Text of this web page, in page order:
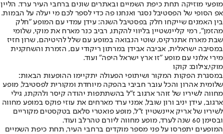
מופעי מוזיקה תחת כיפת השמיים ובאתרים שונים ברחבי העיר ערד. הליין
אפ הסופי של הפסטיבל נסגר ואנחנו פה כדי לספר לכם מי יעלה על הבמות.
בין האמנים שייקחו חלק בפסטיבל השנה: עידן עמדי עם המופע "חלק
מהזמן", רמי קליינשטיין בליווי להקתו, רביב כנר מארח את מוקי, שלומי
שבת מארח אתנרקיס, שוטי הנבואה במופע עם שלל להיטיהם, שרון חזיז
במסיבה ישראלית, אביבה אבידן במרתון ריקודי עם, הזמרת והשחקנית
מירי אלוני עם מופע "זו ארץ ישראל היפה" ועוד.
מוקי,צילום: קוקו
במסגרת הפקות המקור ושיתופי הפעולה יתקיימו ההופעות הבאות:
שלומית אהרון והכל עובר חביבי בהפקה מיוחדת ומקורית לפסטיבל, מופע
מחווה לשיריו של זוהר ארגוב ז"ל בהשתתפות יהודה קיסר ולהקתו, גילי
ארגוב, עידן יניב ורון שובל, אמני ערד מארחים את עוזי פוקס במופע מחווה
לשיריו של אריק איינשטיין ז"ל, מופע פואטרי סלאם בטקסטים מקוריים
ובסימן 60 שנה לערד, מופע מחווה ליורם טהרלב ועוד.
המופעים יתפרסו על פני מספר מוקדים ברחבי העיר, תחת כיפת השמיים